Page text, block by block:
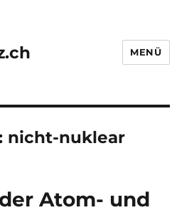
MENÜ
nicht-nuklear
Atom- und